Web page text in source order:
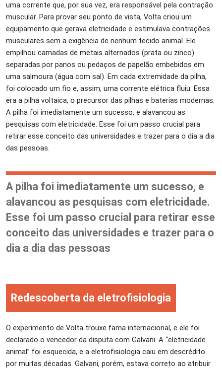
uma corrente que, por sua vez, era responsável pela contração
muscular. Para provar seu ponto de vista, Volta criou um
equipamento que gerava eletricidade e estimulava contrações
musculares sem a exigência de nenhum tecido animal. Ele
empilhou camadas de metais alternados (prata ou zinco)
separadas por panos ou pedaços de papelão embebidos em
uma salmoura (água com sal). Em cada extremidade da pilha,
foi colocado um fio e, assim, uma corrente elétrica fluiu. Essa
era a pilha voltaica, o precursor das pilhas e baterias modernas.
A pilha foi imediatamente um sucesso, e alavancou as
pesquisas com eletricidade. Esse foi um passo crucial para
retirar esse conceito das universidades e trazer para o dia a dia
das pessoas.
A pilha foi imediatamente um sucesso, e
alavancou as pesquisas com eletricidade.
Esse foi um passo crucial para retirar esse
conceito das universidades e trazer para o
dia a dia das pessoas
Redescoberta da eletrofisiologia
O experimento de Volta trouxe fama internacional, e ele foi
declarado o vencedor da disputa com Galvani. A “eletricidade
animal” foi esquecida, e a eletrofisiologia caiu em descrédito
por muitas décadas. Galvani, porém, estava correto ao atribuir